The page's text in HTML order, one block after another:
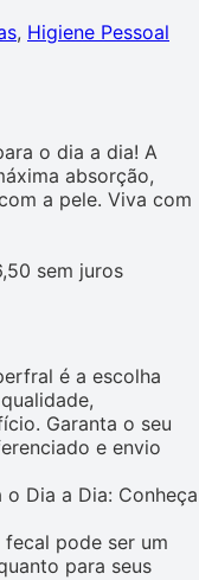
, Higiene Pessoal
o dia a dia! A
absorção,
a pele. Viva com
sem juros
é a escolha
Garanta o seu
e envio
Dia a Dia: Conheça
pode ser um
para seus